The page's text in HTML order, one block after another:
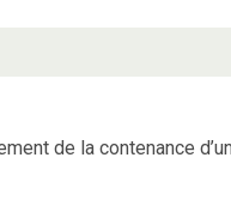
de la contenance